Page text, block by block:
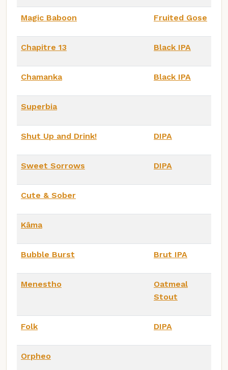
Magic Baboon Fruited Gose
Chapitre 13 Black IPA
Chamanka Black IPA
Superbia
Shut Up and Drink! DIPA
Sweet Sorrows DIPA
Cute & Sober
Kâma
Bubble Burst Brut IPA
Menestho
Oatmeal
Stout
Folk DIPA
Orpheo